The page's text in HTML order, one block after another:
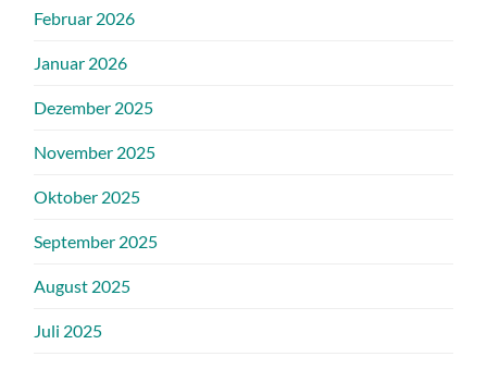
Februar 2026
Januar 2026
Dezember 2025
November 2025
Oktober 2025
September 2025
August 2025
Juli 2025